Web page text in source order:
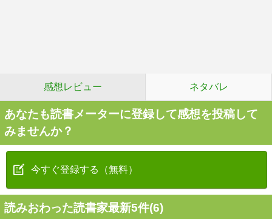
感想レビュー ネタバレ
あなたも読書メーターに登録して感想を投稿して
みませんか？
今すぐ登録する（無料）
読みおわった読書家最新5件(6)